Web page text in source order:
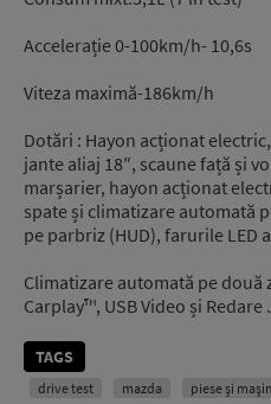
Accelerație0-100km/h- 10,6s
Viteza maximă-186km/h
Dotări : Hayon acționat
jante aliaj 18″, scaune față și
marșarier, hayon acționat
spate și climatizare automată
pe parbriz (HUD), farurile LED
Climatizare automată pe
Carplay™, USB Video și Redare .
TAGS
drive test mazda piese și